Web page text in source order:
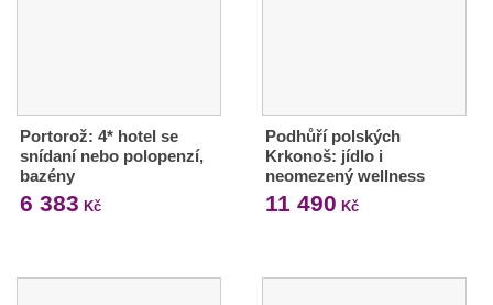
Portorož: 4* hotel se
snídaní nebo polopenzí,
bazény
6 383 Kč
Podhůří polských
Krkonoš: jídlo i
neomezený wellness
11 490 Kč